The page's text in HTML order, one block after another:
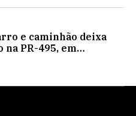
e caminhão deixa
PR-495, em